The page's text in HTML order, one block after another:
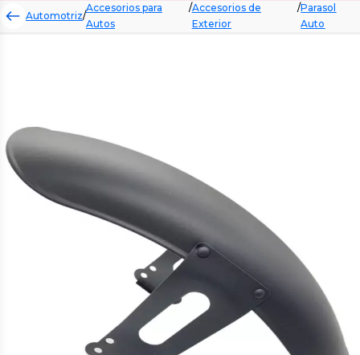
Automotriz/
Accesorios para
Autos
/Accesorios de
Exterior
/Parasol
Auto